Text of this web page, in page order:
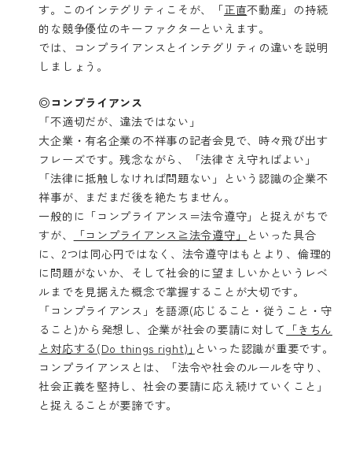
す。このインテグリティこそが、「正直不動産」の持続
的な競争優位のキーファクターといえます。
では、コンプライアンスとインテグリティの違いを説明
しましょう。
◎コンプライアンス
「不適切だが、違法ではない」
大企業・有名企業の不祥事の記者会見で、時々飛び出す
フレーズです。残念ながら、「法律さえ守ればよい」
「法律に抵触しなければ問題ない」という認識の企業不
祥事が、まだまだ後を絶たちません。
一般的に「コンプライアンス＝法令遵守」と捉えがちで
すが、
「コンプライアンス≧法令遵守」 といった具合
に、2つは同心円ではなく、法令遵守はもとより、倫理的
に問題がないか、そして社会的に望ましいかというレベ
ルまでを見据えた概念で掌握することが大切です。
「コンプライアンス」を語源(応じること・従うこと・守
ること)から発想し、企業が社会の要請に対して 「きちん
と対応する(Do things right)｣ といった認識が重要です。
コンプライアンスとは、「法令や社会のルールを守り、
社会正義を堅持し、社会の要請に応え続けていくこと」
と捉えることが要諦です。